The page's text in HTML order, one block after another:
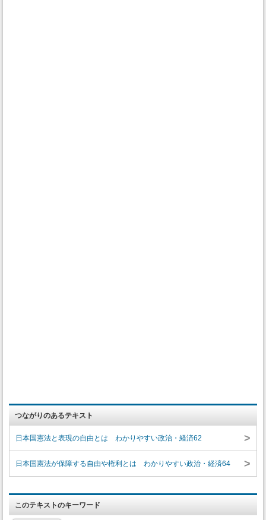
つながりのあるテキスト
日本国憲法と表現の自由とは わかりやすい政治・経済62 >
日本国憲法が保障する自由や権利とは わかりやすい政治・経済64 >
このテキストのキーワード